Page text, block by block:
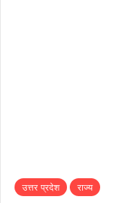
उत्तर प्रदेश राज्य